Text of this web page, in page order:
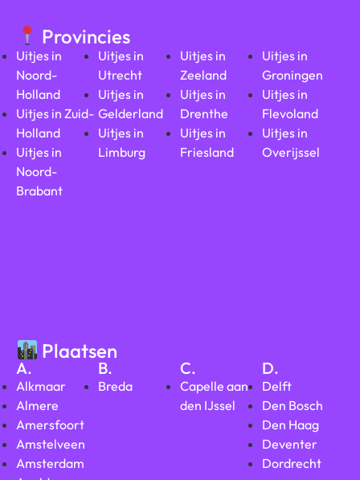
Provincies
Uitjes in
Noord-
Holland
Uitjes in Zuid-
Holland
Uitjes in
Noord-
Brabant
Uitjes in
Utrecht
Uitjes in
Gelderland
Uitjes in
Limburg
Uitjes in
Zeeland
Uitjes in
Drenthe
Uitjes in
Friesland
Uitjes in
Groningen
Uitjes in
Flevoland
Uitjes in
Overijssel
Plaatsen
A.
Alkmaar
Almere
Amersfoort
Amstelveen
Amsterdam
B.
Breda
C.
Capelle aan
den IJssel
D.
Delft
Den Bosch
Den Haag
Deventer
Dordrecht